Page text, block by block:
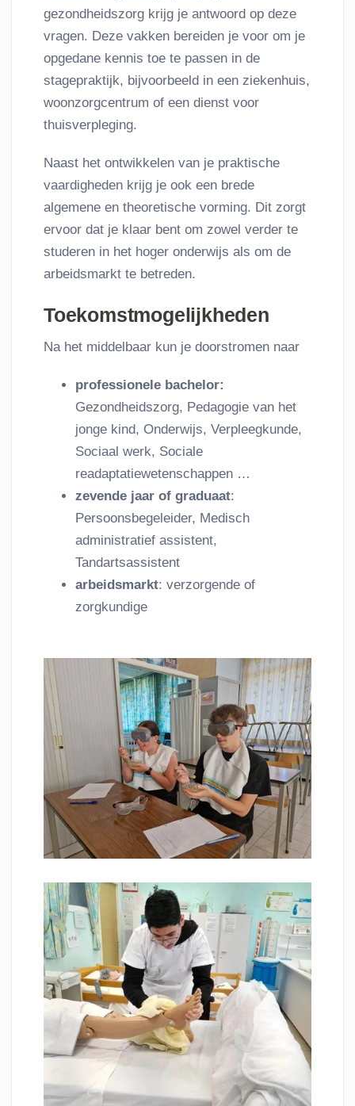
gezondheidszorg krijg je antwoord op deze
vragen. Deze vakken bereiden je voor om je
opgedane kennis toe te passen in de
stagepraktijk, bijvoorbeeld in een ziekenhuis,
woonzorgcentrum of een dienst voor
thuisverpleging.
Naast het ontwikkelen van je praktische
vaardigheden krijg je ook een brede
algemene en theoretische vorming. Dit zorgt
ervoor dat je klaar bent om zowel verder te
studeren in het hoger onderwijs als om de
arbeidsmarkt te betreden.
Toekomstmogelijkheden
Na het middelbaar kun je doorstromen naar
professionele bachelor:
Gezondheidszorg, Pedagogie van het
jonge kind, Onderwijs, Verpleegkunde,
Sociaal werk, Sociale
readaptatiewetenschappen …
zevende jaar of graduaat:
Persoonsbegeleider, Medisch
administratief assistent,
Tandartsassistent
arbeidsmarkt: verzorgende of
zorgkundige